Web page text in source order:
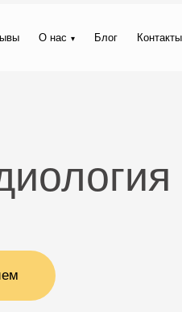
О нас Блог Контакты